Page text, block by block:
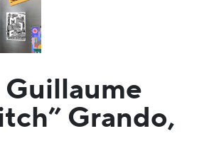
Grando,